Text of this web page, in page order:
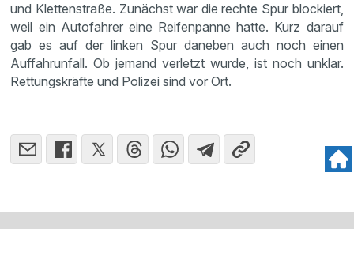
und Klettenstraße. Zunächst war die rechte Spur blockiert,
weil ein Autofahrer eine Reifenpanne hatte. Kurz darauf
gab es auf der linken Spur daneben auch noch einen
Auffahrunfall. Ob jemand verletzt wurde, ist noch unklar.
Rettungskräfte und Polizei sind vor Ort.